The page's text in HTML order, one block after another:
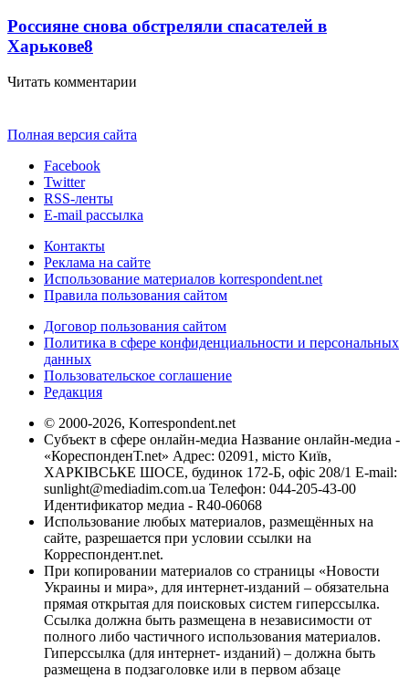
Россияне снова обстреляли спасателей в
Харькове8
Читать комментарии
Полная версия сайта
Facebook
Twitter
RSS-ленты
E-mail рассылка
Контакты
Реклама на сайте
Использование материалов korrespondent.net
Правила пользования сайтом
Договор пользования сайтом
Политика в сфере конфиденциальности и персональных
данных
Пользовательское соглашение
Редакция
© 2000-2026, Korrespondent.net
Субъект в сфере онлайн-медиа Название онлайн-медиа -
«КореспонденТ.net» Адрес: 02091, місто Київ,
ХАРКІВСЬКЕ ШОСЕ, будинок 172-Б, офіс 208/1 E-mail:
sunlight@mediadim.com.ua Телефон: 044-205-43-00
Идентификатор медиа - R40-06068
Использование любых материалов, размещённых на
сайте, разрешается при условии ссылки на
Корреспондент.net.
При копировании материалов со страницы «Новости
Украины и мира», для интернет-изданий – обязательна
прямая открытая для поисковых систем гиперссылка.
Ссылка должна быть размещена в независимости от
полного либо частичного использования материалов.
Гиперссылка (для интернет- изданий) – должна быть
размещена в подзаголовке или в первом абзаце